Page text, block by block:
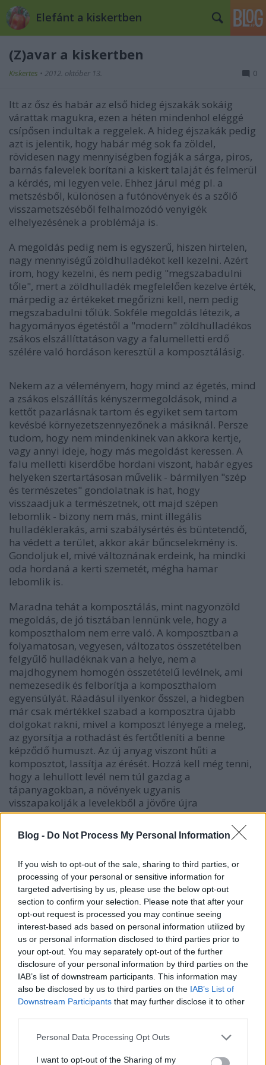
Blog - Do Not Process My Personal Information
If you wish to opt-out of the sale, sharing to third parties, or
processing of your personal or sensitive information for
targeted advertising by us, please use the below opt-out
section to confirm your selection. Please note that after your
opt-out request is processed you may continue seeing
interest-based ads based on personal information utilized by
us or personal information disclosed to third parties prior to
your opt-out. You may separately opt-out of the further
disclosure of your personal information by third parties on the
IAB’s list of downstream participants. This information may
also be disclosed by us to third parties on the IAB’s List of
Downstream Participants that may further disclose it to other
Please note that this website/app uses one or more Google
not limited to your visit or usage behaviour. You may click to
Personal Data Processing Opt Outs
I want to opt-out of the Sharing of my
Elefánt a kiskertben
(Z)avar a kiskertben
Kiskertes • 2012. október 13. 0
Itt az ősz és habár az első hideg éjszakák sokáig
várattak magukra, ezen a héten mindenhol eléggé
csípősen indultak a reggelek. A hideg éjszakák pedig
azt is jelentik, hogy habár még sok fa zöldel,
rövidesen nagy mennyiségben fogják a sárga, piros,
barnás falevelek borítani a kiskert talaját és felmerül
a kérdés, mi legyen vele. Ehhez járul még pl. a
metszésből, különösen a futónövények és a szőlő
visszametszéséből felhalmozódó venyigék
elhelyezésének a problémája is.
A megoldás pedig nem is egyszerű, hiszen hirtelen,
nagy mennyiségű zöldhulladékot kell kezelni. Azért
írom, hogy kezelni, és nem pedig "megszabadulni
tőle", mert a zöldhulladék megfelelően kezelve érték,
márpedig az értékeket megőrizni kell, nem pedig
megszabadulni tőlük. Sokféle megoldás létezik, a
hagyományos égetéstől a "modern" zöldhulladékos
zsákos elszállíttatáson vagy a falumelletti erdő
szélére való hordáson keresztül a komposztálásig.
Nekem az a véleményem, hogy mind az égetés, mind
a zsákos elszállítás kényszermegoldások, mind a
kettőt pazarlásnak tartom és egyiket sem tartom
kevésbé környezetszennyezőnek a másiknál. Persze
tudom, hogy nem mindenkinek van akkora kertje,
vagy annyi ideje, hogy más megoldást keressen. A
falu melletti kiserdőbe hordani viszont, habár egyes
helyeken szertartásosan művelik - bármilyen "szép
és természetes" gondolatnak is hat, hogy
visszaadjuk a természetnek, ott majd szépen
lebomlik - bizony nem más, mint illegális
hulladéklerakás, ami szabálysértés és büntetendő,
ha védett a terület, akkor akár bűncselekmény is.
Gondoljuk el, mivé változnának erdeink, ha mindki
oda hordaná a kerti szemetét, mégha hamar
lebomlik is.
Maradna tehát a komposztálás, mint nagyonzöld
megoldás, de jó tisztában lennünk vele, hogy a
komposzthalom nem erre való. A komposztban a
folyamatosan, vegyesen, változatos összetételben
felgyűlő hulladéknak van a helye, nem a
majdhogynem homogén összetételű levélnek, ami
nemezesedik és felborítja a komposzthalom
egyensúlyát. Ráadásul ilyenkor ősszel, a hidegben
már csak mértékkel szabad a komposztra újabb
dolgokat rakni, mivel a komposzt lényege a meleg,
az gyorsítja a rothadást és fertőtleníti a benne
képződő humuszt. Az új anyag viszont hűti a
komposztot, lassítja az érését. Hozzá kell még tenni,
hogy a lehullott levél nem túl gazdag a
tápanyagokban, a növények ugyanis
visszapakolják a levelekből a jövőre újra
felhasználható anyagokat és csak a maradék hullik
le.
lerohasztása, vagy ahogyan az angolok hívják, leaf-
mould készítése. A készítése pedig nem is olyan
komplikált és kiskerti viszonylatban "igen gyorsan"
(értsd ezalatt kb. 1 hónap) kész van. Ezt utána a
talajba ássuk, ami javítja a talaj szerkezetét és
némileg táplálja is (bár ha csak ezzel tápláljuk, az
kevés lehet).
1. Gyűjtsük össze a lehullott leveleket a fák és bokrok
alól és egy szélvédett helyen egy inkább széles, mint
magas kupacba húzzuk össze. Ha van aprítógépünk,
küldjük át rajta a leveleket (kb. 5 perc).
2. Ha jön az eső, akkor hagyjuk elázni, ha nem jön,
fekete fóliával. Gyorsítja a lebomlást, ha ilyenkor